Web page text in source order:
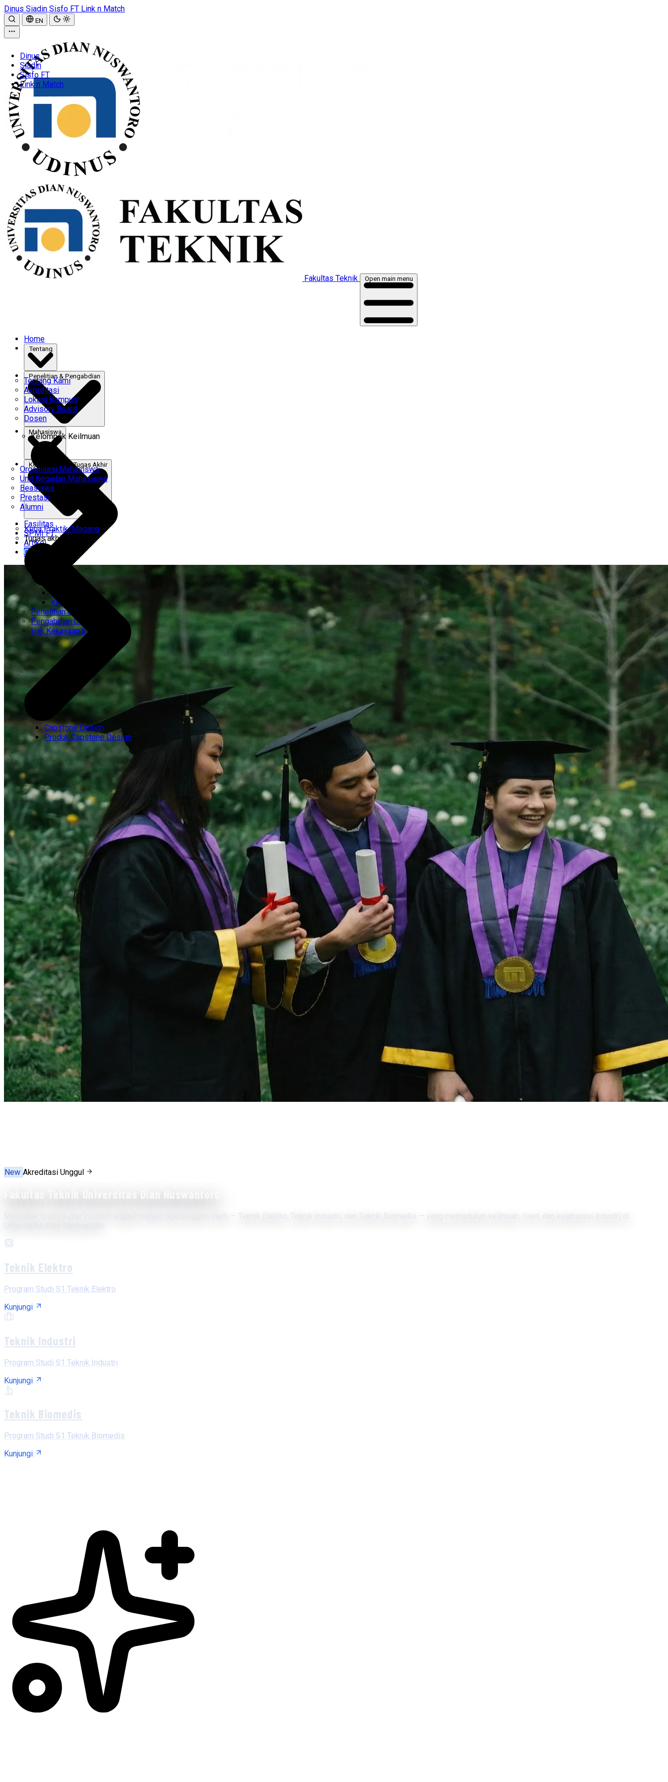
Dinus Siadin Sisfo FT Link n Match
EN
Dinus
Siadin
Sisfo FT
Link n Match
Fakultas Teknik Open main menu
Home
Tentang Kami
Akreditasi
Lokasi Kampus
Advisory Board
Dosen
Kelompok Keilmuan
CEMTI
KK Regresi
Penelitian Unggulan
Pengabdian Unggulan
Hak Kekayaan Intelektual
Mahasiswa
Organisasi Mahasiswa
Unit Kegiatan Mahasiswa
Beasiswa
Prestasi
Alumni
Kerja Praktik & Tugas Akhir
Kerja Praktik/Magang
Tugas akhir
Capstone Design
Produk Capstone Design
Fasilitas
SPMI FT
Artikel
Gabung Kami
New Akreditasi Unggul
Mencetak insinyur dan inovator unggul melalui tiga program studi — Teknik Elektro, Teknik Industri, dan Teknik Biomedis — yang memadukan keilmuan, riset, dan kolaborasi industri di
Teknik Elektro
Program Studi S1 Teknik Elektro
Kunjungi
Teknik Industri
Program Studi S1 Teknik Industri
Kunjungi
Teknik Biomedis
Program Studi S1 Teknik Biomedis
Kunjungi